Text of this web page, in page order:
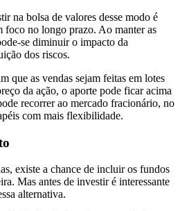
na bolsa de valores desse modo é
foco no longo prazo. Ao manter as
se diminuir o impacto da
dos riscos.
que as vendas sejam feitas em lotes
da ação, o aporte pode ficar acima
recorrer ao mercado fracionário, no
com mais flexibilidade.
existe a chance de incluir os fundos
Mas antes de investir é interessante
alternativa.